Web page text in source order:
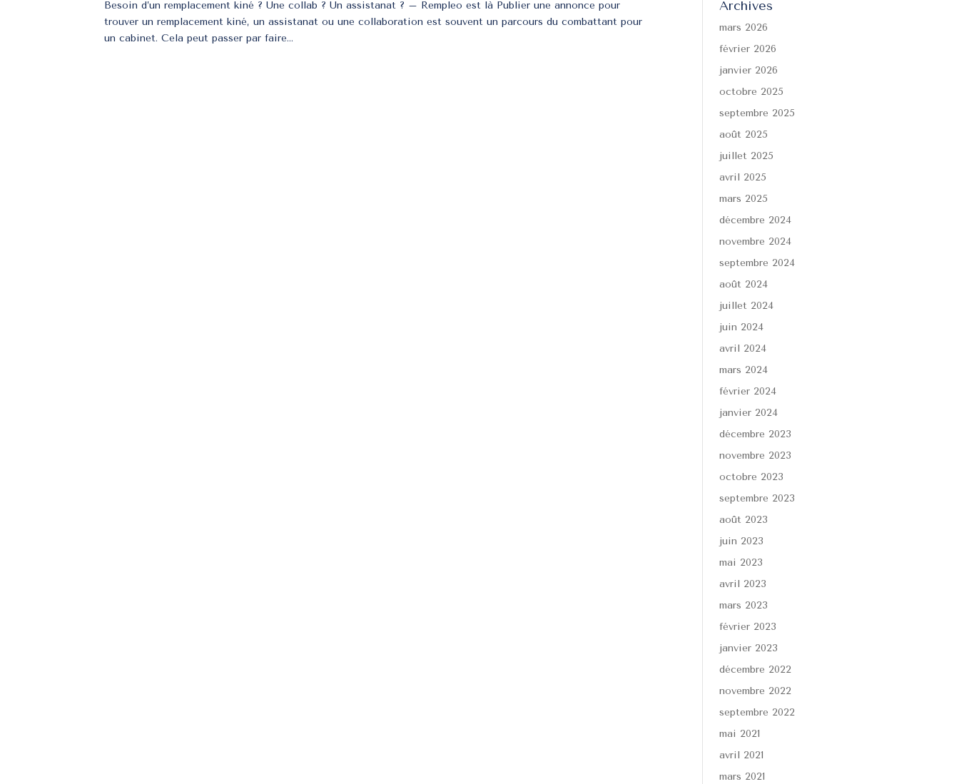
Besoin d’un remplacement kiné ? Une collab ? Un assistanat ? – Rempleo est là Publier une annonce pour
trouver un remplacement kiné, un assistanat ou une collaboration est souvent un parcours du combattant pour
un cabinet. Cela peut passer par faire...
Archives
mars 2026
février 2026
janvier 2026
octobre 2025
septembre 2025
août 2025
juillet 2025
avril 2025
mars 2025
décembre 2024
novembre 2024
septembre 2024
août 2024
juillet 2024
juin 2024
avril 2024
mars 2024
février 2024
janvier 2024
décembre 2023
novembre 2023
octobre 2023
septembre 2023
août 2023
juin 2023
mai 2023
avril 2023
mars 2023
février 2023
janvier 2023
décembre 2022
novembre 2022
septembre 2022
mai 2021
avril 2021
mars 2021